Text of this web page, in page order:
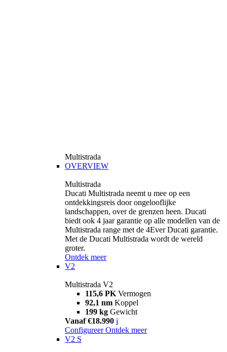
Multistrada
OVERVIEW
Multistrada
Ducati Multistrada neemt u mee op een
ontdekkingsreis door ongelooflijke
landschappen, over de grenzen heen. Ducati
biedt ook 4 jaar garantie op alle modellen van de
Multistrada range met de 4Ever Ducati garantie.
Met de Ducati Multistrada wordt de wereld
groter.
Ontdek meer
V2
Multistrada V2
115,6 PK Vermogen
92,1 nm Koppel
199 kg Gewicht
Vanaf €18.990 i
Configureer Ontdek meer
V2 S